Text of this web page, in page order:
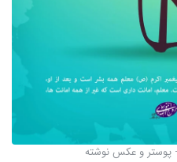
پوستر و عکس نوشته